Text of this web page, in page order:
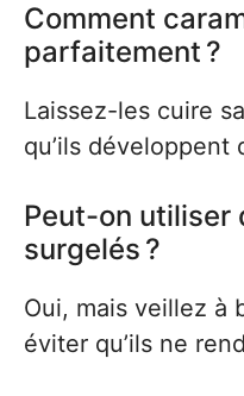
Comment
parfaitement ?
Laissez-les cuire
qu’ils développent
Peut-on utiliser
surgelés ?
Oui, mais veillez à
éviter qu’ils ne